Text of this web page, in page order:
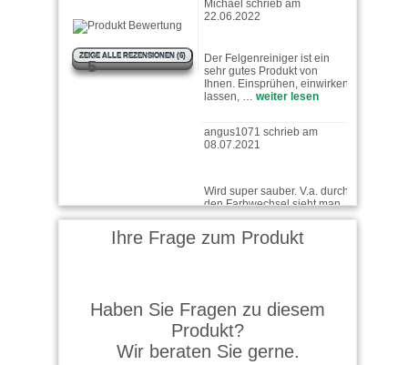
5
ZEIGE ALLE REZENSIONEN (6)
Ihnen. Einsprühen, einwirken
lassen, …weiter lesen
angus1071 schrieb am
wo man noch nicht
weggewischt hat.
Franz schrieb am 11.06.2021
Anonym schrieb am
Ihre Frage zum Produkt
Haben Sie Fragen zu diesem
Produkt?
Wir beraten Sie gerne.